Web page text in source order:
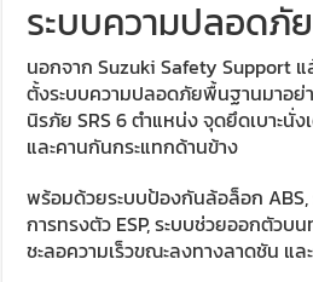
ระบบความปลอดภั
นอกจาก Suzuki Safety Support
ตั้งระบบความปลอดภัยพื้นฐานมาอย่
นิรภัย SRS 6 ตำแหน่ง จุดยึดเบาะนั่
และคานกันกระแทกด้านข้าง
พร้อมด้วยระบบป้องกันล้อล็อก
การทรงตัว ESP, ระบบช่วยออกตัวบ
ชะลอความเร็วขณะลงทางลาดชัน แ